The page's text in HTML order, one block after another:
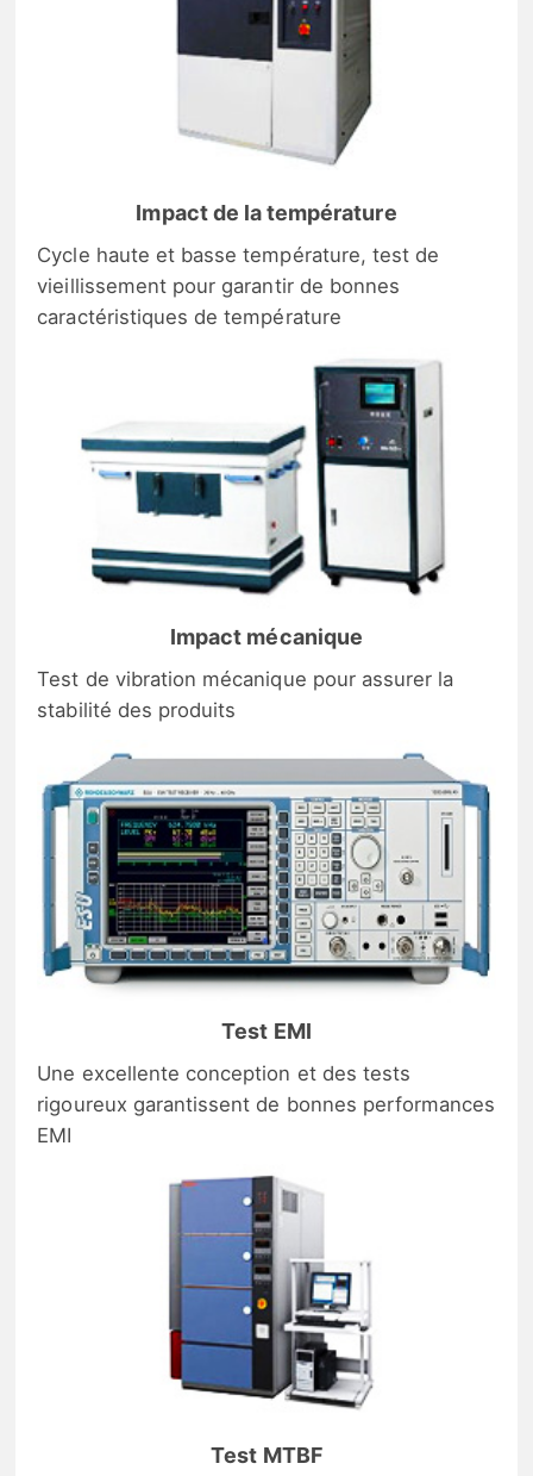
Impact de la température
Cycle haute et basse température, test de
vieillissement pour garantir de bonnes
caractéristiques de température
Impact mécanique
Test de vibration mécanique pour assurer la
stabilité des produits
Test EMI
Une excellente conception et des tests
rigoureux garantissent de bonnes performances
EMI
Test MTBF